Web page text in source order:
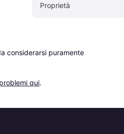
Proprietà
considerarsi puramente
qui.